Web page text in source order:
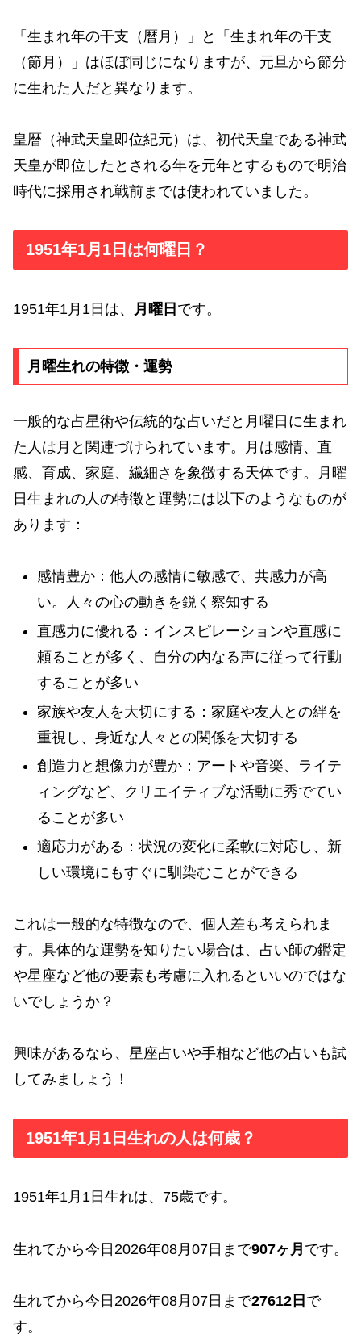
「生まれ年の干支（暦月）」と「生まれ年の干支
（節月）」はほぼ同じになりますが、元旦から節分
に生れた人だと異なります。
皇暦（神武天皇即位紀元）は、初代天皇である神武
天皇が即位したとされる年を元年とするもので明治
時代に採用され戦前までは使われていました。
1951年1月1日は何曜日？
1951年1月1日は、 月曜日 です。
月曜生れの特徴・運勢
一般的な占星術や伝統的な占いだと月曜日に生まれ
た人は月と関連づけられています。月は感情、直
感、育成、家庭、繊細さを象徴する天体です。月曜
日生まれの人の特徴と運勢には以下のようなものが
あります：
感情豊か：他人の感情に敏感で、共感力が高
い。人々の心の動きを鋭く察知する
直感力に優れる：インスピレーションや直感に
頼ることが多く、自分の内なる声に従って行動
することが多い
家族や友人を大切にする：家庭や友人との絆を
重視し、身近な人々との関係を大切する
創造力と想像力が豊か：アートや音楽、ライテ
ィングなど、クリエイティブな活動に秀でてい
ることが多い
適応力がある：状況の変化に柔軟に対応し、新
しい環境にもすぐに馴染むことができる
これは一般的な特徴なので、個人差も考えられま
す。具体的な運勢を知りたい場合は、占い師の鑑定
や星座など他の要素も考慮に入れるといいのではな
いでしょうか？
興味があるなら、星座占いや手相など他の占いも試
してみましょう！
1951年1月1日生れの人は何歳？
1951年1月1日生れは、75歳です。
生れてから今日2026年08月07日まで907ヶ月 です。
生れてから今日2026年08月07日まで27612日 で
す。